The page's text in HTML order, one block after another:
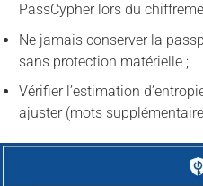
PassCypher lors du
Ne jamais conserver la
sans protection matérielle ;
Vérifier l’estimation
ajuster (mots